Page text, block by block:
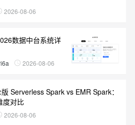
2026-08-06
数据中台系统详
2026-08-06
Serverless Spark vs EMR Spark：
度对比
2026-08-06